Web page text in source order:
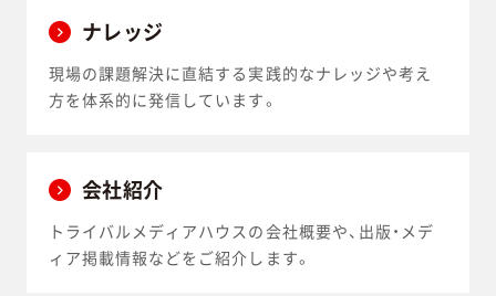
ナレッジ
現場の課題解決に直結する実践的なナレッジや考え
方を体系的に発信しています。
会社紹介
トライバルメディアハウスの会社概要や、出版・メデ
ィア掲載情報などをご紹介します。